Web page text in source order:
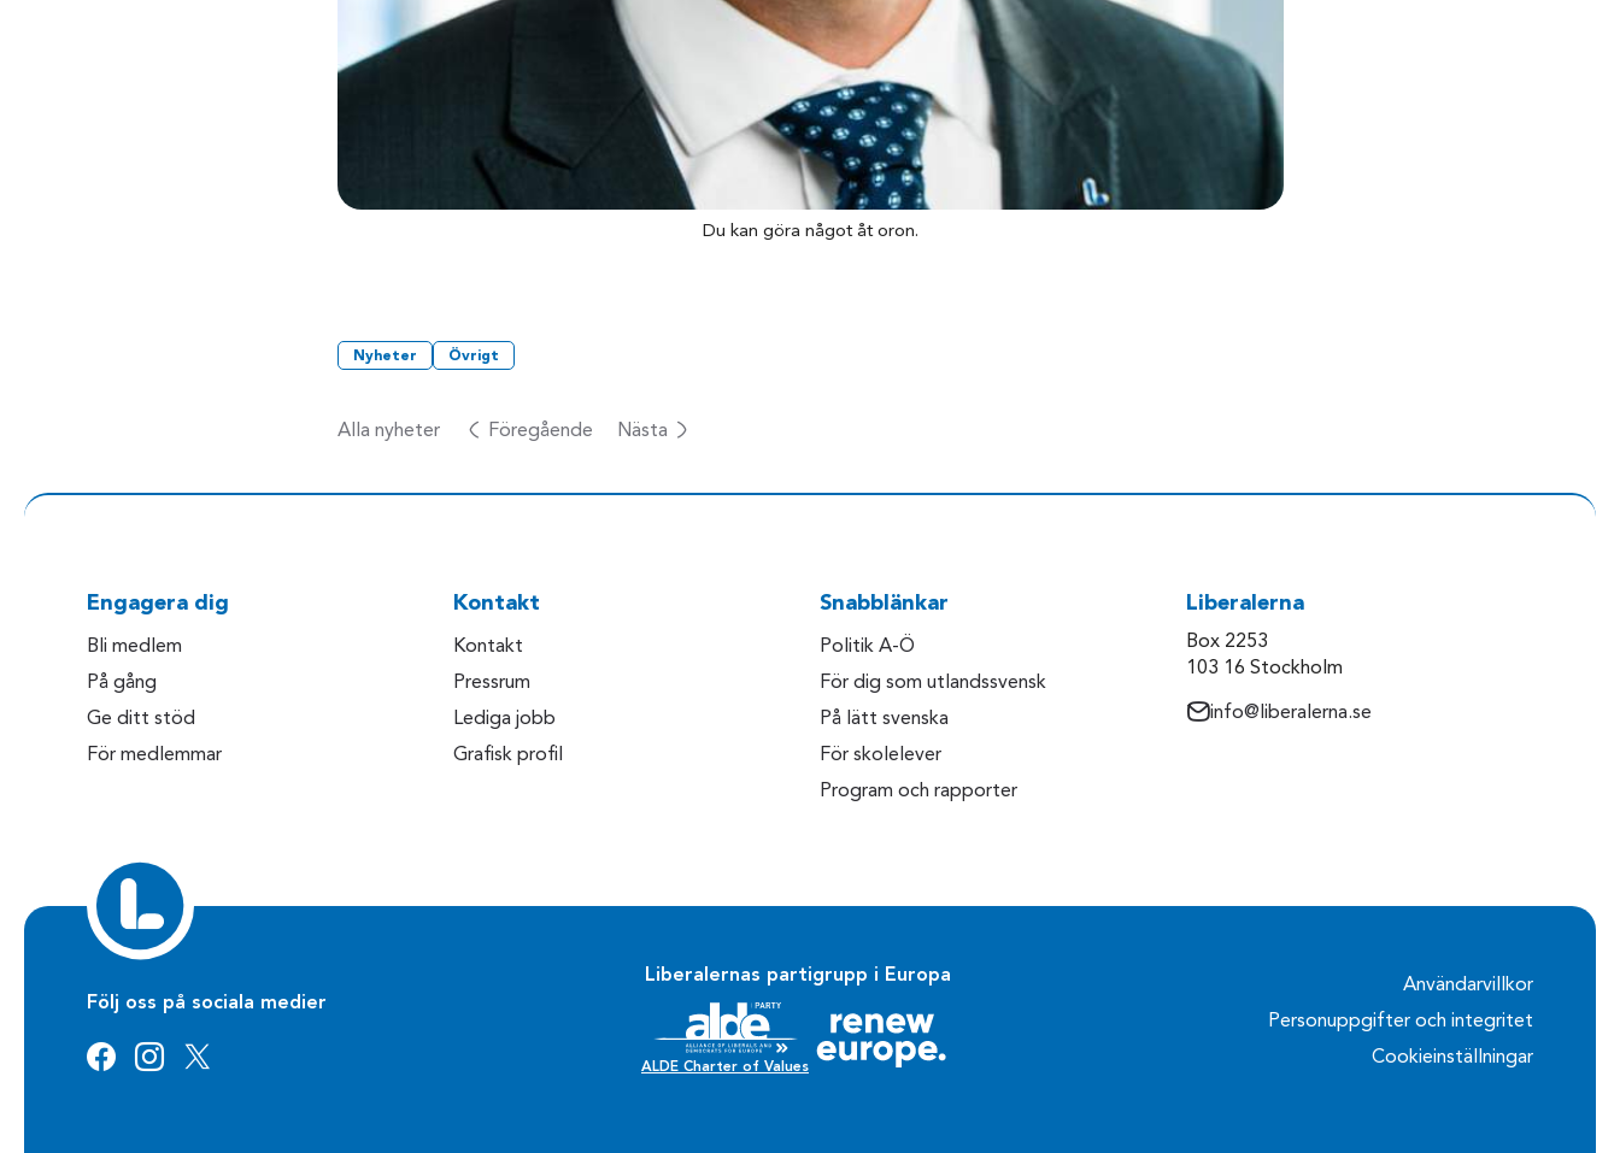
Du kan göra något åt oron.
Nyheter Övrigt
Alla nyheter Föregående Nästa
Engagera dig
Bli medlem
På gång
Ge ditt stöd
För medlemmar
Kontakt
Kontakt
Pressrum
Lediga jobb
Grafisk profil
Snabblänkar
Politik A-Ö
För dig som utlandssvensk
På lätt svenska
För skolelever
Program och rapporter
Liberalerna
Box 2253
103 16 Stockholm
info@liberalerna.se
Följ oss på sociala medier
Liberalernas partigrupp i Europa
ALDE Charter of Values
Användarvillkor
Personuppgifter och integritet
Cookieinställningar